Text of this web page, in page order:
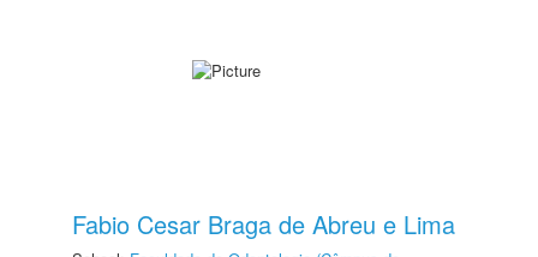
Fabio Cesar Braga de Abreu e Lima